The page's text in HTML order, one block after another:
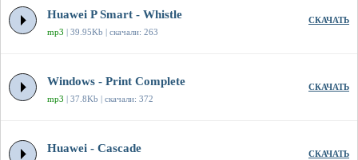
Huawei P Smart - Whistle
mp3 | 39.95Kb | скачали: 263
СКАЧАТЬ
Windows - Print Complete
mp3 | 37.8Kb | скачали: 372
СКАЧАТЬ
Huawei - Cascade СКАЧАТЬ